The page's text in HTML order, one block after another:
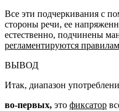
Все эти подчеркивания с
стороны речи, ее
естественно, подчинены
регламентируются
ВЫВОД
Итак, диапазон
во-первых, это фиксатор